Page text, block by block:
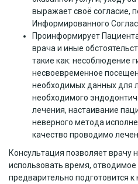
выражает своё согласие,
Информированного
Проинформирует
врача и иные
такие как: несоблюдение
несвоевременное
необходимых данных для
необходимого
лечения, настаивание
неверного метода
качество проводимо
Консультация позволяет врачу
использовать время, отводимое
предварительно подготовится к